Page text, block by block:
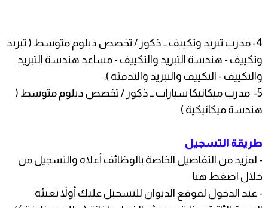
4- مدرب تبريد وتكييف ــ ذكور / تخصص دبلوم متوسط ( تبريد
وتكييف - هندسة التبريد والتكييف - مساعد هندسة التبريد
والتكييف - التكييف والتبريد والتدفئة ).
5- مدرب ميكانيكا سيارات ــ ذكور / تخصص دبلوم متوسط (
هندسة ميكانيكية )
طريقة التسجيل
- لمزيد من التفاصيل الخاصة بالوظائف أعلاه والتسجيل من
خلال اضغط هنا
- عند الدخول لموقع الديوان للتسجيل عليك أولاً تعبئة